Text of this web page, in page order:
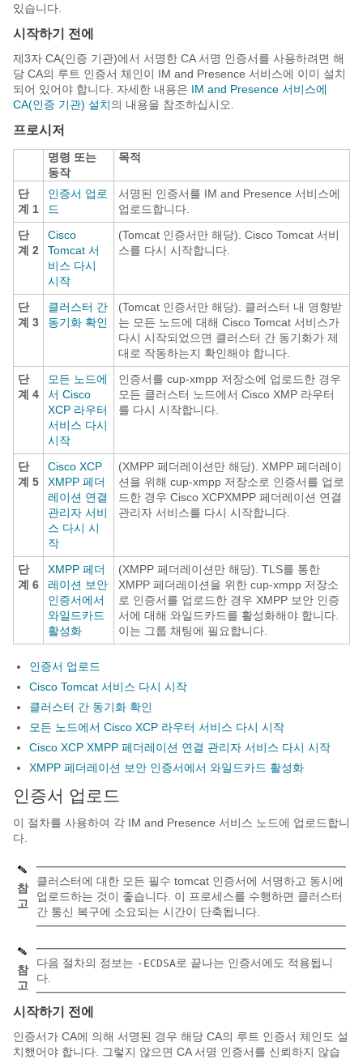
있습니다.
시작하기 전에
제3자 CA(인증 기관)에서 서명한 CA 서명 인증서를 사용하려면 해
당 CA의 루트 인증서 체인이 IM and Presence 서비스에 이미 설치
되어 있어야 합니다. 자세한 내용은 IM and Presence 서비스에
CA(인증 기관) 설치의 내용을 참조하십시오.
프로시저
명령 또는
동작
목적
단
계 1
인증서 업로
드
서명된 인증서를 IM and Presence 서비스에
업로드합니다.
단
계 2
Cisco
Tomcat 서
비스 다시
시작
(Tomcat 인증서만 해당). Cisco Tomcat 서비
스를 다시 시작합니다.
단
계 3
클러스터 간
동기화 확인
(Tomcat 인증서만 해당). 클러스터 내 영향받
는 모든 노드에 대해 Cisco Tomcat 서비스가
다시 시작되었으면 클러스터 간 동기화가 제
대로 작동하는지 확인해야 합니다.
단
계 4
모든 노드에
서 Cisco
XCP 라우터
서비스 다시
시작
인증서를 cup-xmpp 저장소에 업로드한 경우
모든 클러스터 노드에서 Cisco XMP 라우터
를 다시 시작합니다.
단
계 5
Cisco XCP
XMPP 페더
레이션 연결
관리자 서비
스 다시 시
작
(XMPP 페더레이션만 해당). XMPP 페더레이
션을 위해 cup-xmpp 저장소로 인증서를 업로
드한 경우 Cisco XCPXMPP 페더레이션 연결
관리자 서비스를 다시 시작합니다.
단
계 6
XMPP 페더
레이션 보안
인증서에서
와일드카드
활성화
(XMPP 페더레이션만 해당). TLS를 통한
XMPP 페더레이션을 위한 cup-xmpp 저장소
로 인증서를 업로드한 경우 XMPP 보안 인증
서에 대해 와일드카드를 활성화해야 합니다.
이는 그룹 채팅에 필요합니다.
인증서 업로드
Cisco Tomcat 서비스 다시 시작
클러스터 간 동기화 확인
모든 노드에서 Cisco XCP 라우터 서비스 다시 시작
Cisco XCP XMPP 페더레이션 연결 관리자 서비스 다시 시작
XMPP 페더레이션 보안 인증서에서 와일드카드 활성화
인증서 업로드
이 절차를 사용하여 각 IM and Presence 서비스 노드에 업로드합니
다.
참
고
클러스터에 대한 모든 필수 tomcat 인증서에 서명하고 동시에
업로드하는 것이 좋습니다. 이 프로세스를 수행하면 클러스터
간 통신 복구에 소요되는 시간이 단축됩니다.
참
고
다음 절차의 정보는 -ECDSA로 끝나는 인증서에도 적용됩니
다.
시작하기 전에
인증서가 CA에 의해 서명된 경우 해당 CA의 루트 인증서 체인도 설
치했어야 합니다. 그렇지 않으면 CA 서명 인증서를 신뢰하지 않습